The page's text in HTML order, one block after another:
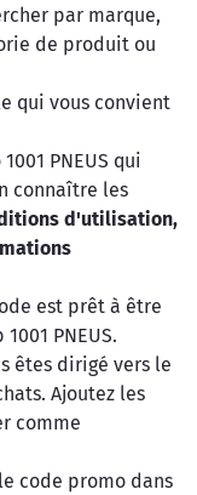
par marque,
de produit ou
qui vous convient
PNEUS qui
connaître les
d'utilisation,
est prêt à être
PNEUS.
êtes dirigé vers le
Ajoutez les
comme
code promo dans